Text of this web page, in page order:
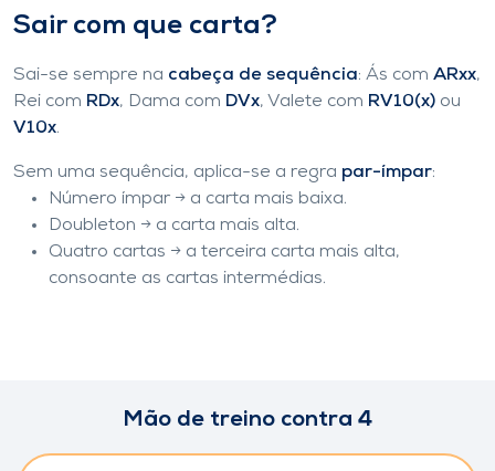
Sair com que carta?
Sai-se sempre na cabeça de sequência: Ás com ARxx,
Rei com RDx, Dama com DVx, Valete com RV10(x) ou
V10x.
Sem uma sequência, aplica-se a regra par-ímpar:
Número ímpar → a carta mais baixa.
Doubleton → a carta mais alta.
Quatro cartas → a terceira carta mais alta,
consoante as cartas intermédias.
Mão de treino contra 4